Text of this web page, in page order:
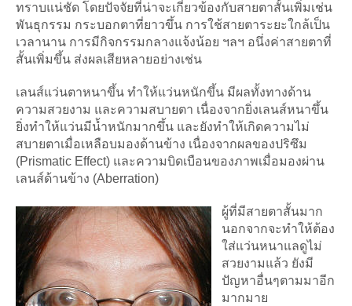
ทราบแน่ชัด โดยปัจจัยที่น่าจะเกี่ยวข้องกับสายตาสั้นเพิ่มเช่น
พันธุกรรม กระบอกตาที่ยาวขึ้น การใช้สายตาระยะใกล้เป็น
เวลานาน การมีกิจกรรมกลางแจ้งน้อย ฯลฯ อนึ่งค่าสายตาที่
สั้นเพิ่มขึ้น ส่งผลเสียหลายอย่างเช่น
เลนส์แว่นตาหนาขึ้น ทำให้แว่นหนักขึ้น มีผลทั้งทางด้าน
ความสวยงาม และความสบายตา เนื่องจากยิ่งเลนส์หนาขึ้น
ยิ่งทำให้แว่นมีน้ำหนักมากขึ้น และยังทำให้เกิดความไม่
สบายตาเมื่อเหลือบมองด้านข้าง เนื่องจากผลของปริซึม
(Prismatic Effect) และความบิดเบือนของภาพเมื่อมองผ่าน
เลนส์ด้านข้าง (Aberration)
ผู้ที่มีสายตาสั้นมาก
นอกจากจะทำให้ต้อง
ใส่แว่นหนาแลดูไม่
สวยงามแล้ว ยังมี
ปัญหาอื่นๆตามมาอีก
มากมาย